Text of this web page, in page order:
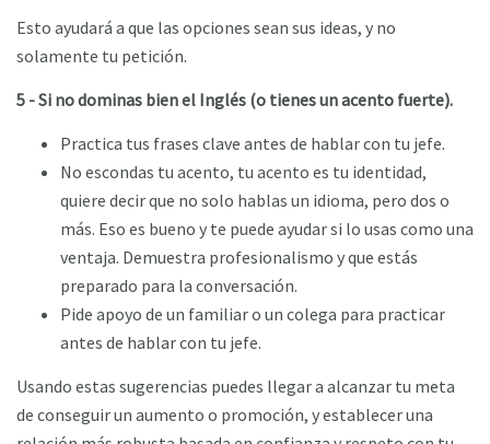
Esto ayudará a que las opciones sean sus ideas, y no
solamente tu petición.
5 - Si no dominas bien el Inglés (o tienes un acento fuerte).
Practica tus frases clave antes de hablar con tu jefe.
No escondas tu acento, tu acento es tu identidad,
quiere decir que no solo hablas un idioma, pero dos o
más. Eso es bueno y te puede ayudar si lo usas como una
ventaja. Demuestra profesionalismo y que estás
preparado para la conversación.
Pide apoyo de un familiar o un colega para practicar
antes de hablar con tu jefe.
Usando estas sugerencias puedes llegar a alcanzar tu meta
de conseguir un aumento o promoción, y establecer una